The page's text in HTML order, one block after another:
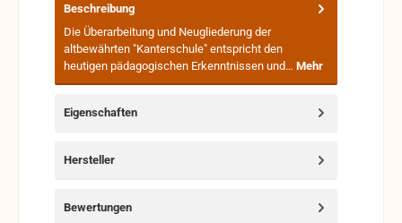
Beschreibung
Die Überarbeitung und Neugliederung der
altbewährten "Kanterschule" entspricht den
heutigen pädagogischen Erkenntnissen und… Mehr
Eigenschaften
Hersteller
Bewertungen